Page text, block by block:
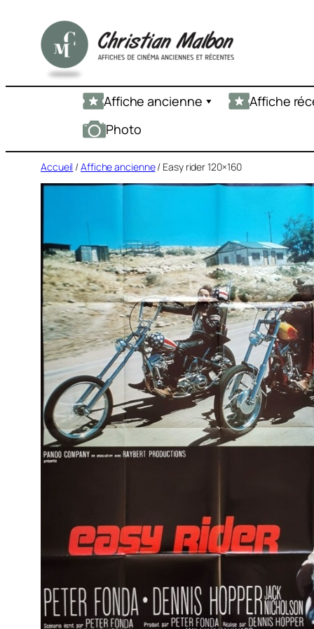
contenu
Affiche ancienne Affiche
Photo
Accueil /Affiche ancienne/ Easy rider 120×160